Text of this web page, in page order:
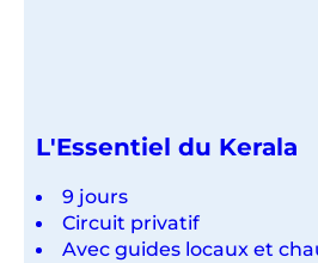
L'Essentiel du Kerala
9 jours
Circuit privatif
Avec guides locaux et